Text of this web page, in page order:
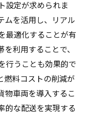
設定が求められま
ムを活用し、リアル
最適化することが有
利用することで、
行うことも効果的で
燃料コストの削減が
物車両を導入するこ
的な配送を実現する